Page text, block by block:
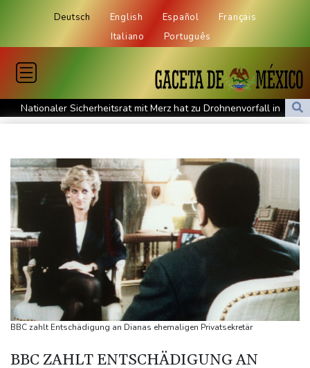
Deutsch English Español
Français
Italiano
Português
Nationaler Sicherheitsrat mit Merz hat zu Drohnenvorfall in
Leipzig getagt
Regierung und Opposition in Venezuela nehmen offiziellen
Dialog auf - ohne Machado
Schwimm-EM: Gose holt Gold im Freiwasser-Knockout
Angeblicher "Geburtstourismus": Trump unternimmt neuen
Vorstoß im Streit um US-Staatsbürgerschaft
Würgeschlange an Kanalufer in Schleswig-Holstein entdeckt
Unter Traktor eingeklemmt: Zwölfjähriger stirbt in Nordrhein-
Westfalen
Sri Lanka setzt nach Unruhen in Gefängnis Soldaten ein
leicht zu
BBC zahlt Entschädigung an Dianas ehemaligen Privatsekretär
BBC ZAHLT ENTSCHÄDIGUNG AN